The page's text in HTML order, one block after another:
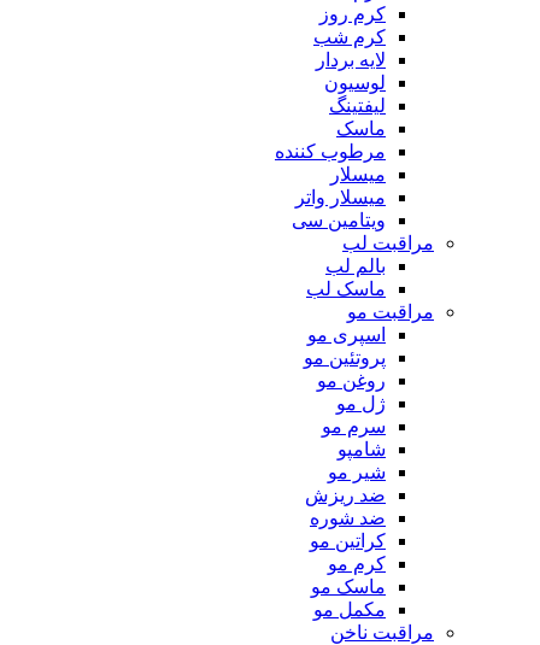
کرم روز
کرم شب
لایه بردار
لوسیون
لیفتینگ
ماسک
مرطوب کننده
میسلار
میسلار واتر
ویتامین سی
مراقبت لب
بالم لب
ماسک لب
مراقبت مو
اسپری مو
پروتئین مو
روغن مو
ژل مو
سرم مو
شامپو
شیر مو
ضد ریزش
ضد شوره
کراتین مو
کرم مو
ماسک مو
مکمل مو
مراقبت ناخن